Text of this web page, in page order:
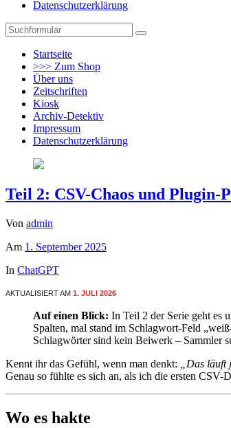
Datenschutzerklärung
Suchen
Startseite
>>> Zum Shop
Über uns
Zeitschriften
Kiosk
Archiv-Detektiv
Impressum
Datenschutzerklärung
Teil 2: CSV-Chaos und Plugin-
Von admin
Am 1. September 2025
In ChatGPT
AKTUALISIERT AM 1. JULI 2026
Auf einen Blick: In Teil 2 der Serie geht es
Spalten, mal stand im Schlagwort-Feld
Schlagwörter sind kein Beiwerk – Sammler
Kennt ihr das Gefühl, wenn man denkt:
„Das
Genau so fühlte es sich an, als ich die ersten
Wo es hakte